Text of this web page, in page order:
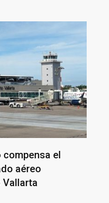
el
aéreo
Vallarta